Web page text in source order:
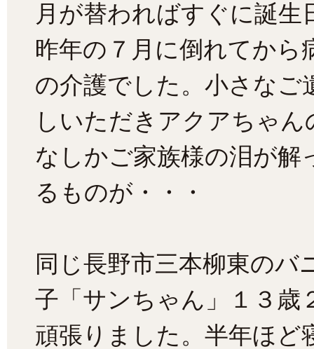
月が替わればすぐに誕
昨年の７月に倒れてから
の介護でした。小さなご
しいただきアクアちゃ
なしかご家族様の泪が
るものが・・・
同じ長野市三本柳東の
子「サンちゃん」１３歳
頑張りました。半年ほど